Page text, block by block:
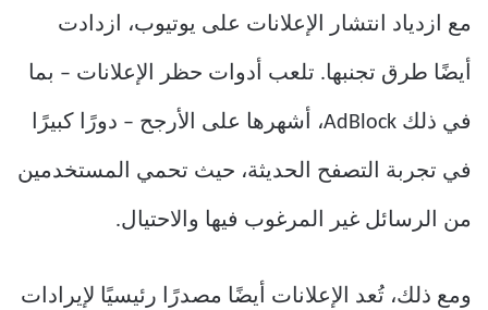
مع ازدياد انتشار الإعلانات على يوتيوب، ازدادت
أيضًا طرق تجنبها. تلعب أدوات حظر الإعلانات – بما
في ذلك AdBlock، أشهرها على الأرجح – دورًا كبيرًا
في تجربة التصفح الحديثة، حيث تحمي المستخدمين
من الرسائل غير المرغوب فيها والاحتيال.
ومع ذلك، تُعد الإعلانات أيضًا مصدرًا رئيسيًا لإيرادات